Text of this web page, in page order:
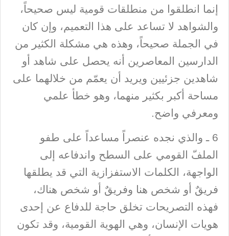
إنما انطلقوا من منطلقات قومية ليس صحيحاً،
والشواهد لا تساعد على هذا التعميم، وإن كان
في الجملة صحيحاً، وهذه هي مشكلة الكثير من
الدارسين المعاصرين أنه يحصل على شاهد أو
شاهدين جزئيين ويريد أن يعمّم من خلالهما على
مساحة أكبر بكثير منهما، وهو خطأ علمي
ومعرفي واضح.
6 ـ والذي نجده عنصراً مساعداً على طفو
الملفّ القومي على السطح واندفاعه إلى
الواجهة، الكلمات الاستفزازية التي قد يطلقها
فريقٌ أو شخص هنا وفريقٌ أو شخص هناك،
فهذه التصريحات تخلق حاجة للدفاع عن إحدى
هويات الإنسان، وهي الهوية القومية، وقد تكون